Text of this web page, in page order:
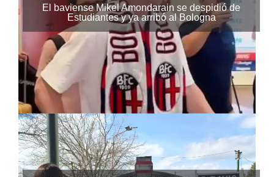
El baviense Mikel Amondarain se despidió de
Estudiantes y ya arribó al Bologna